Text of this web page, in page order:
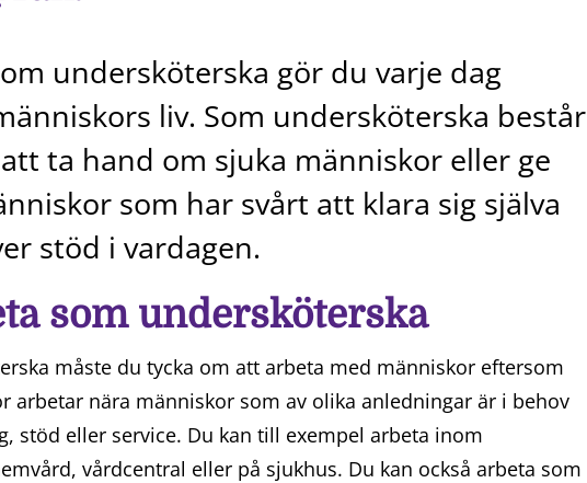
undersköterska gör du varje dag
liv. Som undersköterska består
ta hand om sjuka människor eller ge
som har svårt att klara sig själva
stöd i vardagen.
som undersköterska
måste du tycka om att arbeta med människor eftersom
arbetar nära människor som av olika anledningar är i behov
stöd eller service. Du kan till exempel arbeta inom
vårdcentral eller på sjukhus. Du kan också arbeta som